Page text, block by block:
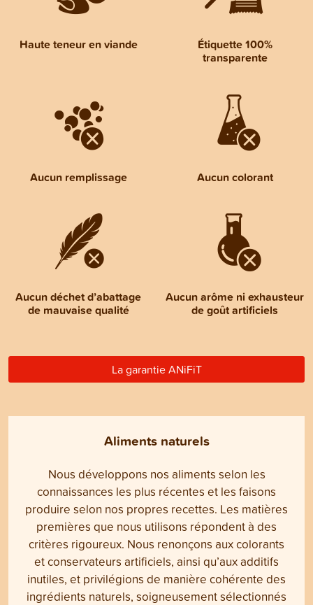
Haute teneur en viande
Étiquette 100%
transparente
Aucun remplissage Aucun colorant
Aucun déchet d’abattage
de mauvaise qualité
Aucun arôme ni exhausteur
de goût artificiels
La garantie ANiFiT
Aliments naturels
Nous développons nos aliments selon les
connaissances les plus récentes et les faisons
produire selon nos propres recettes. Les matières
premières que nous utilisons répondent à des
critères rigoureux. Nous renonçons aux colorants
et conservateurs artificiels, ainsi qu’aux additifs
inutiles, et privilégions de manière cohérente des
ingrédients naturels, soigneusement sélectionnés